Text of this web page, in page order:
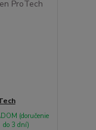
(doručenie
do 3 dní)